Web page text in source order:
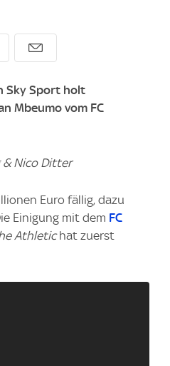
Sky Sport holt
Mbeumo vom FC
& Nico Ditter
Euro fällig, dazu
Einigung mit dem FC
Athletichat zuerst